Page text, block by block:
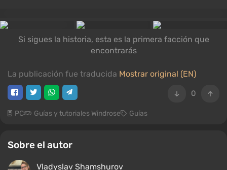
Si sigues la historia, esta es la primera facción que
encontrarás
La publicación fue traducida Mostrar original (EN)
0
PC Guías y tutoriales Windrose Guías
Sobre el autor
Vladyslav Shamshurov